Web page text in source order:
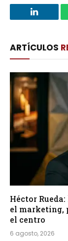
LinkedIn
ARTÍCULOS
Héctor
el marketing,
el centro
6 agosto, 2026